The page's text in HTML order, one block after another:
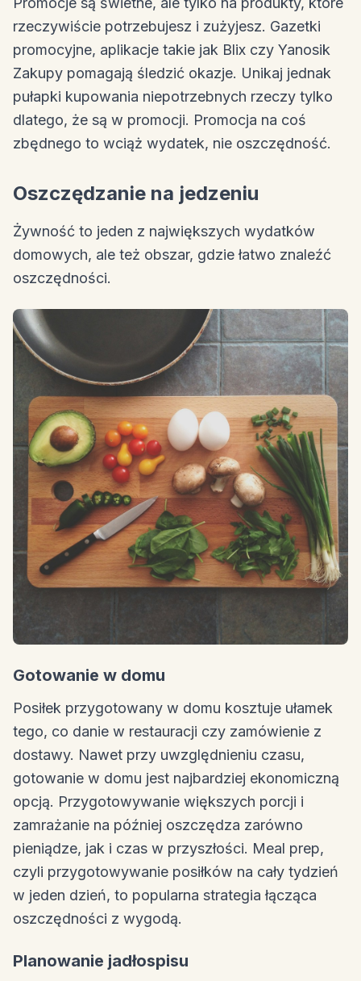
rzeczywiście potrzebujesz i zużyjesz. Gazetki
promocyjne, aplikacje takie jak Blix czy Yanosik
Zakupy pomagają śledzić okazje. Unikaj jednak
pułapki kupowania niepotrzebnych rzeczy tylko
dlatego, że są w promocji. Promocja na coś
zbędnego to wciąż wydatek, nie oszczędność.
Oszczędzanie na jedzeniu
Żywność to jeden z największych wydatków
domowych, ale też obszar, gdzie łatwo znaleźć
oszczędności.
Gotowanie w domu
Posiłek przygotowany w domu kosztuje ułamek
tego, co danie w restauracji czy zamówienie z
dostawy. Nawet przy uwzględnieniu czasu,
gotowanie w domu jest najbardziej ekonomiczną
opcją. Przygotowywanie większych porcji i
zamrażanie na później oszczędza zarówno
pieniądze, jak i czas w przyszłości. Meal prep,
czyli przygotowywanie posiłków na cały tydzień
w jeden dzień, to popularna strategia łącząca
oszczędności z wygodą.
Planowanie jadłospisu